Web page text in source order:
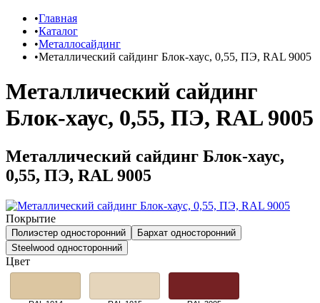
Главная
Каталог
Металлосайдинг
Металлический сайдинг Блок-хаус, 0,55, ПЭ, RAL 9005
Металлический сайдинг
Блок-хаус, 0,55, ПЭ, RAL 9005
Металлический сайдинг Блок-хаус,
0,55, ПЭ, RAL 9005
Покрытие
Полиэстер односторонний
Бархат односторонний
Steelwood односторонний
Цвет